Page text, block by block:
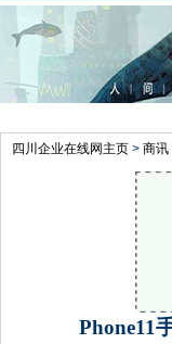
四川企业在线网主页 > 商讯
Phone11